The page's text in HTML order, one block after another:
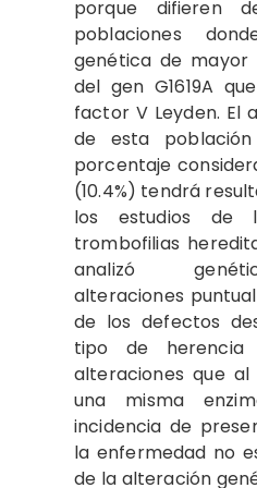
porque difieren
poblaciones
genética de mayor
del gen G1619A
factor V Leyden. El
de esta
porcentaje
(10.4%) tendrá
los estudios de
trombofilias
analizó
alteraciones
de los defectos
tipo de herencia
alteraciones que
una misma
incidencia de
la enfermedad no
de la alteración